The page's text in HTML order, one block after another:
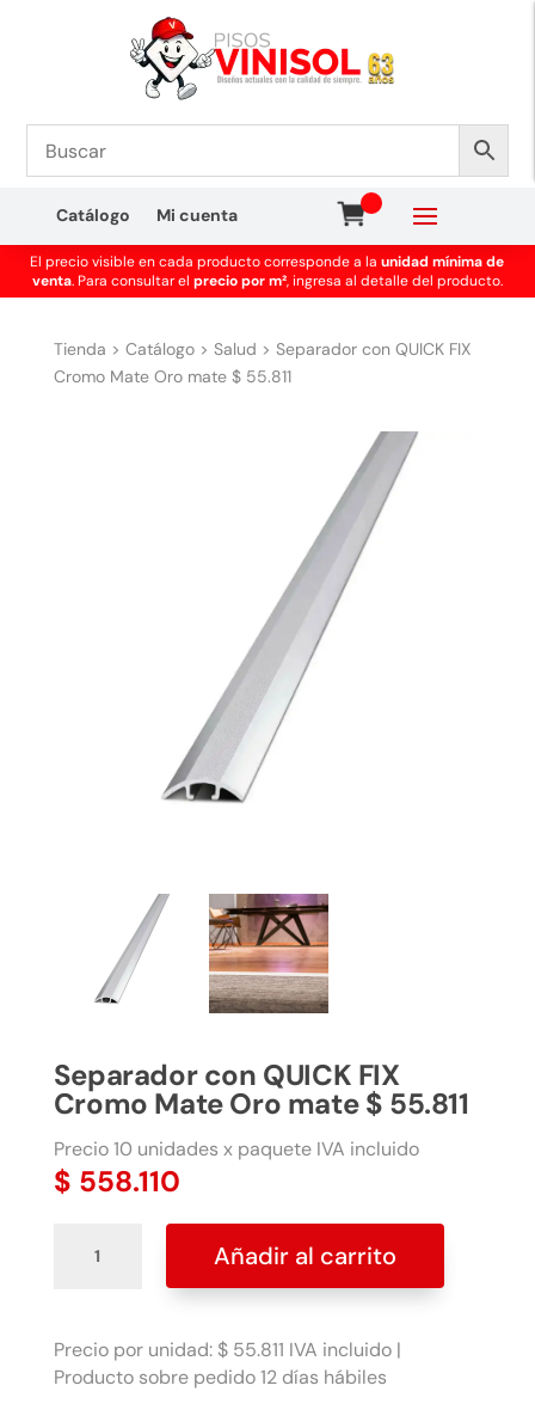
Catálogo Mi cuenta
El precio visible en cada producto corresponde a launidad mínima de
venta. Para consultar el precio por m², ingresa al detalle del producto.
Tienda > Catálogo> Salud > Separador con QUICK FIX
Cromo Mate Oro mate $ 55.811
Separador con QUICK FIX
Cromo Mate Oro mate $ 55.811
Precio 10 unidades x paquete IVA incluido
$ 558.110
Cromo
Mate
Añadir al carrito
Precio por unidad: $ 55.811 IVA incluido |
Producto sobre pedido 12 días hábiles